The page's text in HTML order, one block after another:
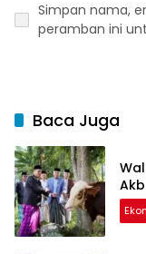
Simpan nama,
peramban ini
Baca Juga